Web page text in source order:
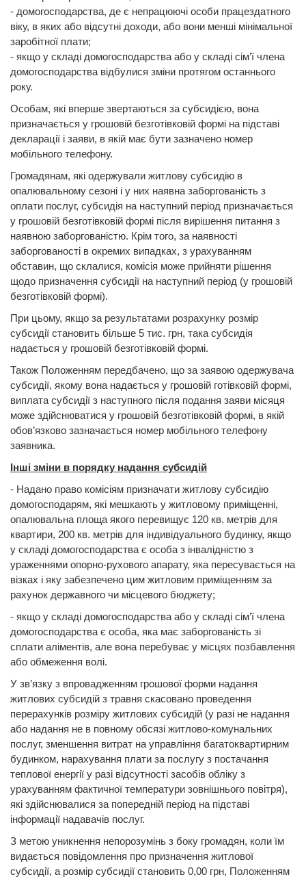
- домогосподарства, де є непрацюючі особи працездатного
віку, в яких або відсутні доходи, або вони менші мінімальної
заробітної плати;
- якщо у складі домогосподарства або у складі сім’ї члена
домогосподарства відбулися зміни протягом останнього
року.
Особам, які вперше звертаються за субсидією, вона
призначається у грошовій безготівковій формі на підставі
декларації і заяви, в якій має бути зазначено номер
мобільного телефону.
Громадянам, які одержували житлову субсидію в
опалювальному сезоні і у них наявна заборгованість з
оплати послуг, субсидія на наступний період призначається
у грошовій безготівковій формі після вирішення питання з
наявною заборгованістю. Крім того, за наявності
заборгованості в окремих випадках, з урахуванням
обставин, що склалися, комісія може прийняти рішення
щодо призначення субсидії на наступний період (у грошовій
безготівковій формі).
При цьому, якщо за результатами розрахунку розмір
субсидії становить більше 5 тис. грн, така субсидія
надається у грошовій безготівковій формі.
Також Положенням передбачено, що за заявою одержувача
субсидії, якому вона надається у грошовій готівковій формі,
виплата субсидії з наступного після подання заяви місяця
може здійснюватися у грошовій безготівковій формі, в якій
обов’язково зазначається номер мобільного телефону
заявника.
Інші зміни в порядку надання субсидій
- Надано право комісіям призначати житлову субсидію
домогосподарям, які мешкають у житловому приміщенні,
опалювальна площа якого перевищує 120 кв. метрів для
квартири, 200 кв. метрів для індивідуального будинку, якщо
у складі домогосподарства є особа з інвалідністю з
ураженнями опорно-рухового апарату, яка пересувається на
візках і яку забезпечено цим житловим приміщенням за
рахунок державного чи місцевого бюджету;
- якщо у складі домогосподарства або у складі сім’ї члена
домогосподарства є особа, яка має заборгованість зі
сплати аліментів, але вона перебуває у місцях позбавлення
або обмеження волі.
У зв’язку з впровадженням грошової форми надання
житлових субсидій з травня скасовано проведення
перерахунків розміру житлових субсидій (у разі не надання
або надання не в повному обсязі житлово-комунальних
послуг, зменшення витрат на управління багатоквартирним
будинком, нарахування плати за послугу з постачання
теплової енергії у разі відсутності засобів обліку з
урахуванням фактичної температури зовнішнього повітря),
які здійснювалися за попередній період на підставі
інформації надавачів послуг.
З метою уникнення непорозумінь з боку громадян, коли їм
видається повідомлення про призначення житлової
субсидії, а розмір субсидії становить 0,00 грн, Положенням